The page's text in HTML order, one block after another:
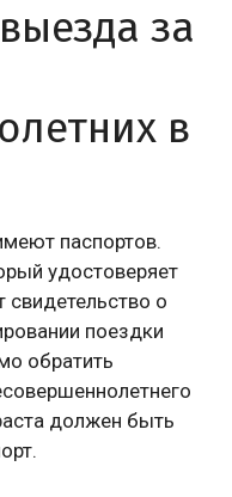
за
в
паспортов.
удостоверяет
свидетельство о
поездки
обратить
должен быть